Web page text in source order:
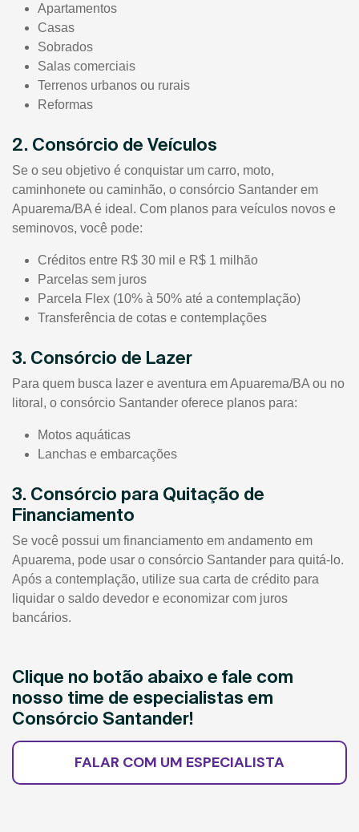
Apartamentos
Casas
Sobrados
Salas comerciais
Terrenos urbanos ou rurais
Reformas
2. Consórcio de Veículos
Se o seu objetivo é conquistar um carro, moto,
caminhonete ou caminhão, o consórcio Santander em
Apuarema/BA é ideal. Com planos para veículos novos e
seminovos, você pode:
Créditos entre R$ 30 mil e R$ 1 milhão
Parcelas sem juros
Parcela Flex (10% à 50% até a contemplação)
Transferência de cotas e contemplações
3. Consórcio de Lazer
Para quem busca lazer e aventura em Apuarema/BA ou no
litoral, o consórcio Santander oferece planos para:
Motos aquáticas
Lanchas e embarcações
3. Consórcio para Quitação de
Financiamento
Se você possui um financiamento em andamento em
Apuarema, pode usar o consórcio Santander para quitá-lo.
Após a contemplação, utilize sua carta de crédito para
liquidar o saldo devedor e economizar com juros
bancários.
Clique no botão abaixo e fale com
nosso time de especialistas em
Consórcio Santander!
FALAR COM UM ESPECIALISTA